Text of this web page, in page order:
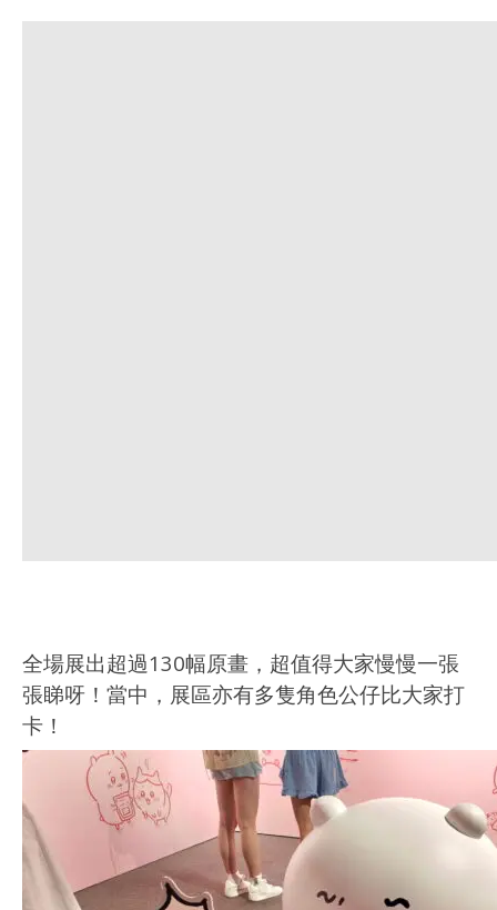
全場展出超過130幅原畫，超值得大家慢慢一張
張睇呀！當中，展區亦有多隻角色公仔比大家打
卡！